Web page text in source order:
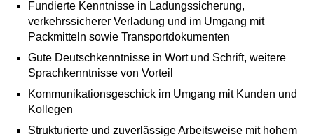
Fundierte Kenntnisse in Ladungssicherung,
verkehrssicherer Verladung und im Umgang mit
Packmitteln sowie Transportdokumenten
Gute Deutschkenntnisse in Wort und Schrift, weitere
Sprachkenntnisse von Vorteil
Kommunikationsgeschick im Umgang mit Kunden und
Kollegen
Strukturierte und zuverlässige Arbeitsweise mit hohem